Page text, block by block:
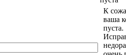
К
ваша
пуста.